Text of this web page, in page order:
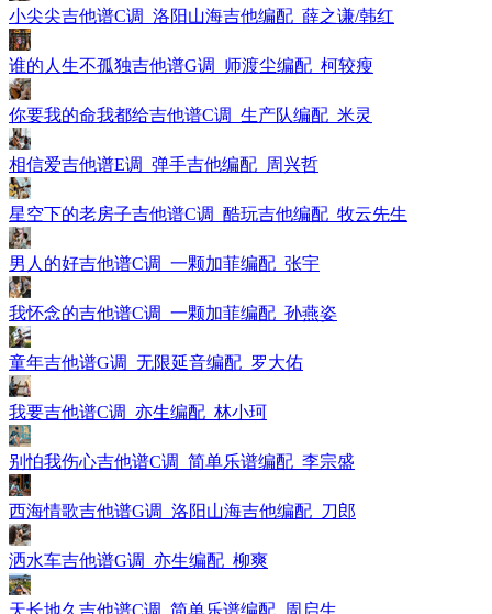
小尖尖吉他谱C调_洛阳山海吉他编配_薛之谦/韩红
谁的人生不孤独吉他谱G调_师渡尘编配_柯较瘦
你要我的命我都给吉他谱C调_生产队编配_米灵
相信爱吉他谱E调_弹手吉他编配_周兴哲
星空下的老房子吉他谱C调_酷玩吉他编配_牧云先生
男人的好吉他谱C调_一颗加菲编配_张宇
我怀念的吉他谱C调_一颗加菲编配_孙燕姿
童年吉他谱G调_无限延音编配_罗大佑
我要吉他谱C调_亦生编配_林小珂
别怕我伤心吉他谱C调_简单乐谱编配_李宗盛
西海情歌吉他谱G调_洛阳山海吉他编配_刀郎
洒水车吉他谱G调_亦生编配_柳爽
天长地久吉他谱C调_简单乐谱编配_周启生